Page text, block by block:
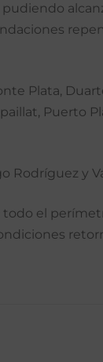
Plata,
Puerto
Rodríguez y
el